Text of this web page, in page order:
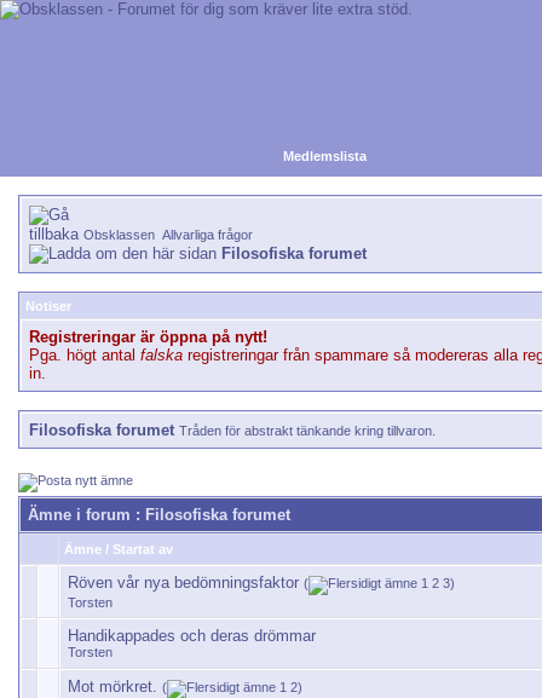
Medlemslista
Obsklassen Allvarliga frågor
Filosofiska forumet
Notiser
Registreringar är öppna på nytt!
Pga. högt antal falska registreringar från spammare så modereras alla
in.
Filosofiska forumet Tråden för abstrakt tänkande kring tillvaron.
Ämne i forum : Filosofiska forumet
Ämne / Startat av
Röven vår nya bedömningsfaktor ( 1 2 3)
Torsten
Handikappades och deras drömmar
Torsten
Mot mörkret. ( 1 2)